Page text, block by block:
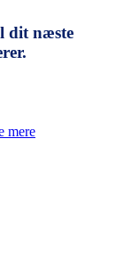
dit næste
mere